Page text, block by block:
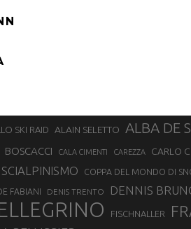
SKI RAID ALAIN SELETTO ALBA DE
BOSCACCI CALA CIMENTI CAREZZA CARLO
COPPA DEL MONDO DI
FABIANI DENIS TRENTO DENNIS
FISCHNALLER